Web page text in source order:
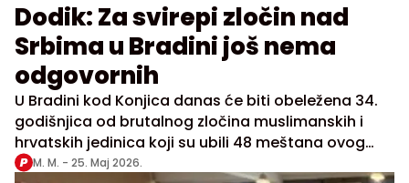
Dodik: Za svirepi zločin nad
Srbima u Bradini još nema
odgovornih
U Bradini kod Konjica danas će biti obeležena 34.
godišnjica od brutalnog zločina muslimanskih i
hrvatskih jedinica koji su ubili 48 meštana ovog
srpskog sela, a ostale proterali i odveli u logore
M. M. - 25. Maj 2026.